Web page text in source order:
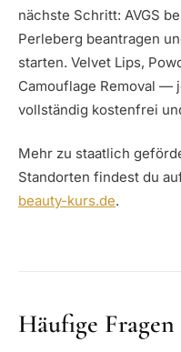
nächste Schritt: AVGS
Perleberg beantragen
starten. Velvet Lips,
Camouflage Removal —
vollständig kostenfrei
Mehr zu staatlich
Standorten findest du
beauty-kurs.de.
Häufige Fragen